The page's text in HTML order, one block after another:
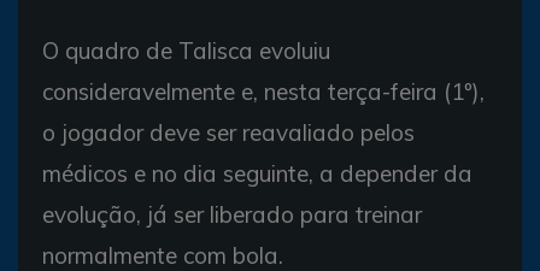
O quadro de Talisca evoluiu
consideravelmente e, nesta terça-feira (1º),
o jogador deve ser reavaliado pelos
médicos e no dia seguinte, a depender da
evolução, já ser liberado para treinar
normalmente com bola.